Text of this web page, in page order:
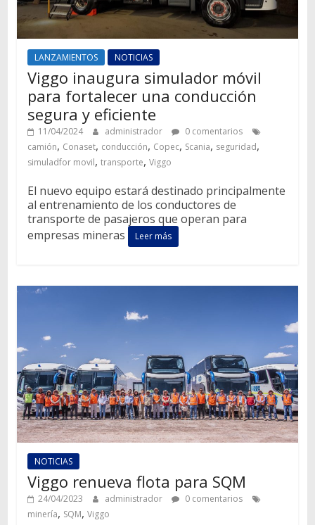
LANZAMIENTOS NOTICIAS
Viggo inaugura simulador móvil
para fortalecer una conducción
segura y eficiente
11/04/2024 administrador
0 comentarios
camión, Conaset, conducción, Copec, Scania, seguridad,
simuladfor movil, transporte, Viggo
El nuevo equipo estará destinado principalmente
al entrenamiento de los conductores de
transporte de pasajeros que operan para
empresas mineras
Leer más
NOTICIAS
Viggo renueva flota para SQM
24/04/2023 administrador
0 comentarios
minería, SQM, Viggo